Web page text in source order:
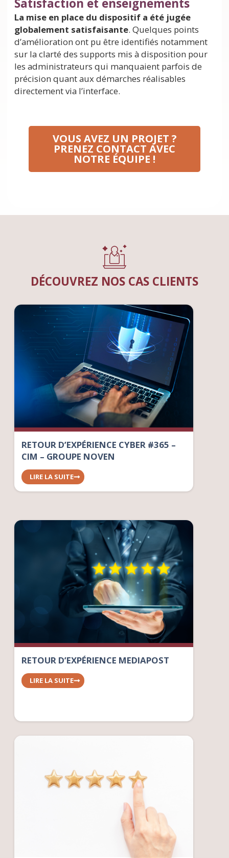
Satisfaction et enseignements
La mise en place du dispositif a été jugée
globalement satisfaisante. Quelques points
d’amélioration ont pu être identifiés notamment
sur la clarté des supports mis à disposition pour
les administrateurs qui manquaient parfois de
précision quant aux démarches réalisables
directement via l’interface.
VOUS AVEZ UN PROJET ?
PRENEZ CONTACT AVEC
NOTRE ÉQUIPE !
DÉCOUVREZ NOS CAS CLIENTS
RETOUR D’EXPÉRIENCE CYBER #365 –
CIM – GROUPE NOVEN
LIRE LA SUITE
RETOUR D’EXPÉRIENCE MEDIAPOST
LIRE LA SUITE